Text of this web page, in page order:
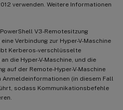
verwenden. Weitere Informationen
V3-Remotesitzung
Verbindung zur Hyper-V-Maschine
Kerberos-verschlüsselte
die Hyper-V-Maschine, und die
auf der Remote-Hyper-V-Maschine
(in diesem Fall
sodass Kommunikationsbefehle